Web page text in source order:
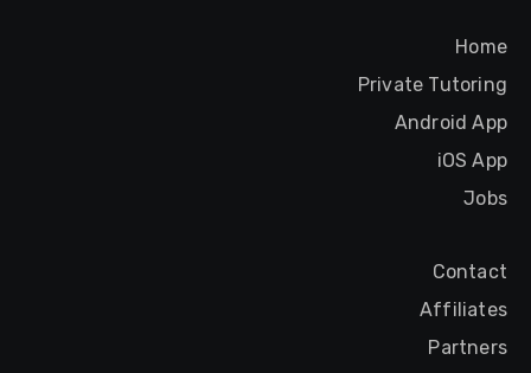
Home
Private Tutoring
Android App
iOS App
Jobs
Contact
Affiliates
Partners